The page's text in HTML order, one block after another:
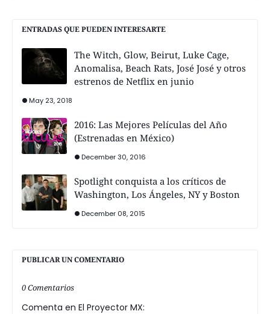
ENTRADAS QUE PUEDEN INTERESARTE
The Witch, Glow, Beirut, Luke Cage,
Anomalisa, Beach Rats, José José y otros
estrenos de Netflix en junio
May 23, 2018
2016: Las Mejores Películas del Año
(Estrenadas en México)
December 30, 2016
Spotlight conquista a los críticos de
Washington, Los Ángeles, NY y Boston
December 08, 2015
PUBLICAR UN COMENTARIO
0 Comentarios
Comenta en El Proyector MX: